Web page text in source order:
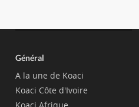
Général
A la une de Koaci
Koaci Côte d'Ivoire